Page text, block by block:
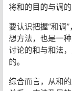
将和的目的与调
要认识把握“和调
想方法，也是一
讨论的和与和法
的。
综合而言，从和